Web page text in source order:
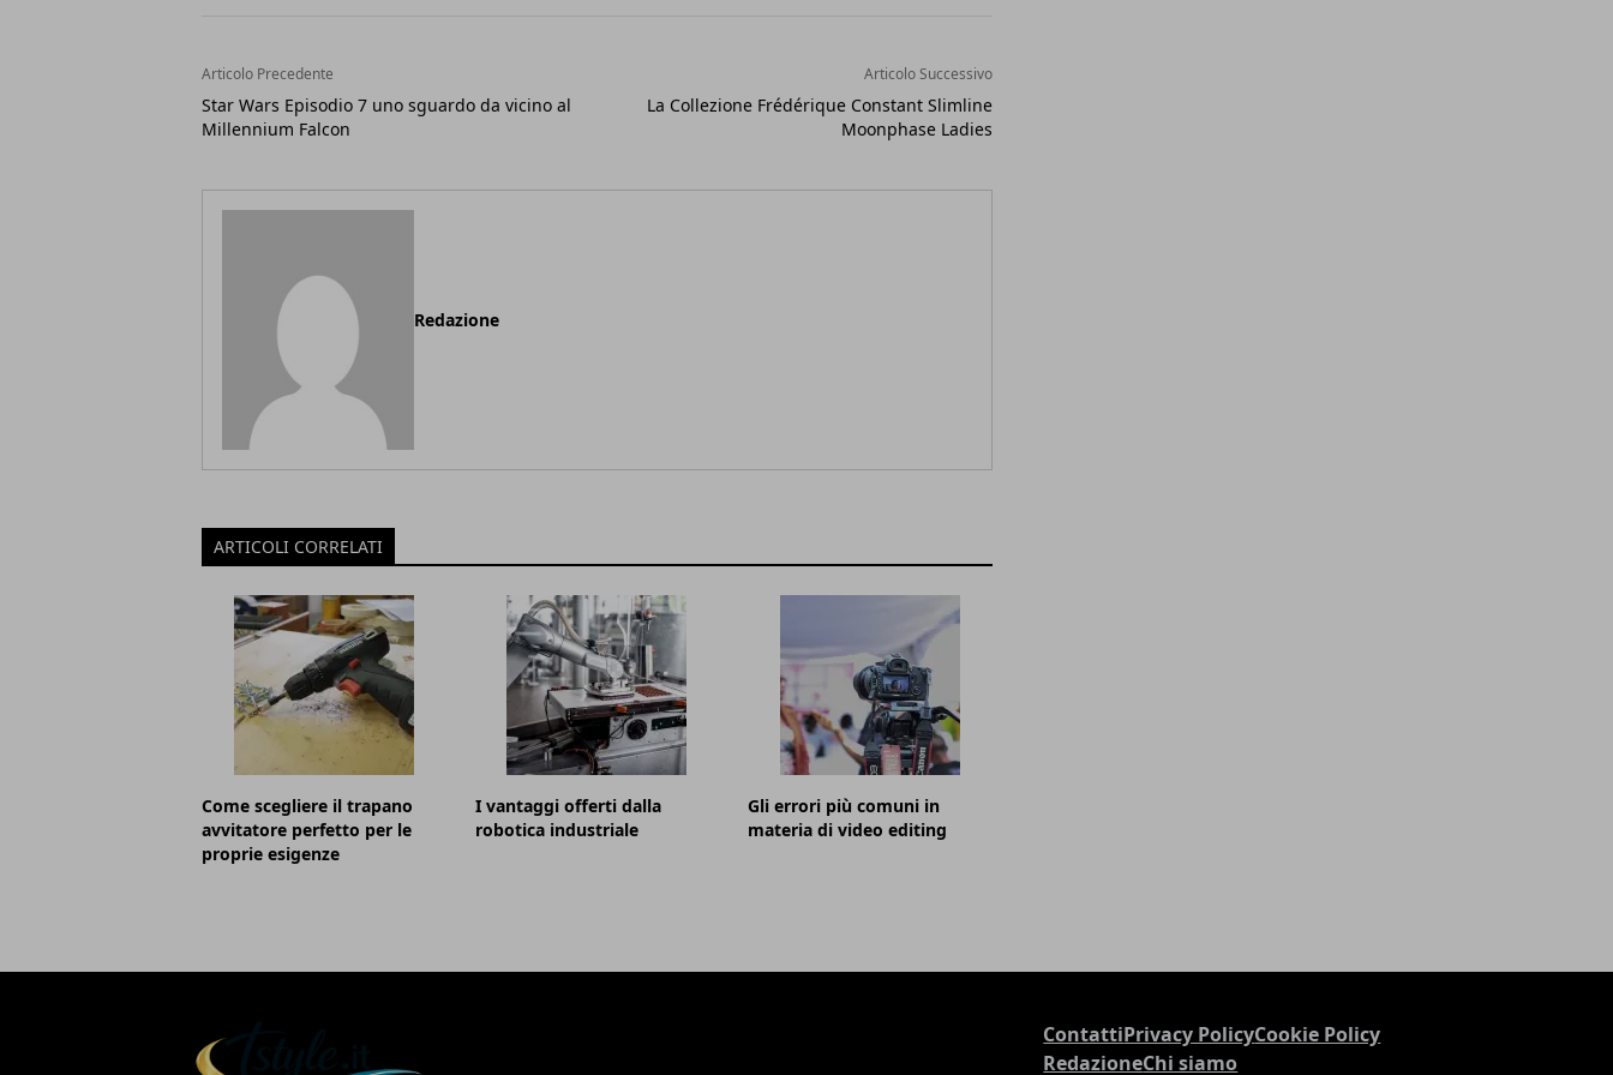
Articolo Precedente
Star Wars Episodio 7 uno sguardo da vicino al
Millennium Falcon
Articolo Successivo
La Collezione Frédérique Constant Slimline
Moonphase Ladies
Redazione
ARTICOLI CORRELATI
Come scegliere il trapano
avvitatore perfetto per le
proprie esigenze
I vantaggi offerti dalla
robotica industriale
Gli errori più comuni in
materia di video editing
ContattiPrivacy PolicyCookie Policy
RedazioneChi siamo